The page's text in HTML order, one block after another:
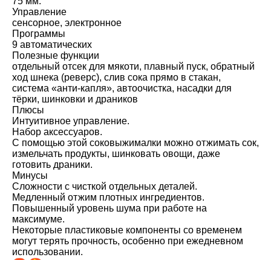
Управление
сенсорное, электронное
Программы
9 автоматических
Полезные функции
отдельный отсек для мякоти, плавный пуск, обратный
ход шнека (реверс), слив сока прямо в стакан,
система «анти-капля», автоочистка, насадки для
тёрки, шинковки и драников
Плюсы
Интуитивное управление.
Набор аксессуаров.
С помощью этой соковыжималки можно отжимать сок,
измельчать продукты, шинковать овощи, даже
готовить драники.
Минусы
Сложности с чисткой отдельных деталей.
Медленный отжим плотных ингредиентов.
Повышенный уровень шума при работе на
максимуме.
Некоторые пластиковые компоненты со временем
могут терять прочность, особенно при ежедневном
использовании.